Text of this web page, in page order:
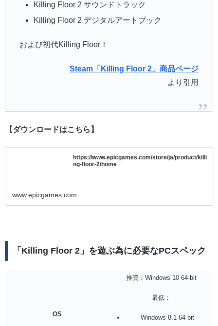
Killing Floor 2 サウンドトラック
Killing Floor 2 デジタルアートブック
および初代Killing Floor！
Steam「Killing Floor 2」商品ページ
より引用
【ダウンロードはこちら】
https://www.epicgames.com/store/ja/product/killi
ng-floor-2/home
www.epicgames.com
「Killing Floor 2」を遊ぶ為に必要なPCスペック
OS
推奨：Windows 10 64-bit
最低：
Windows 8.1 64-bit